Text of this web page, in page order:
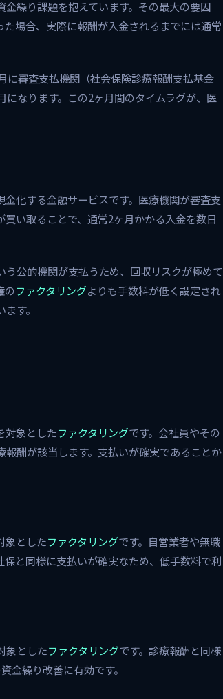
繰り課題を抱えています。その最大の要因
場合、実際に報酬が入金されるまでには通常
に審査支払機関（社会保険診療報酬支払基金
なります。この2ヶ月間のタイムラグが、医
化する金融サービスです。医療機関が審査支
い取ることで、通常2ヶ月かかる入金を数日
公的機関が支払うため、回収リスクが極めて
のファクタリングよりも手数料が低く設定され
す。
対象としたファクタリングです。会社員やその
酬が該当します。支払いが確実であることか
象としたファクタリングです。自営業者や無職
と同様に支払いが確実なため、低手数料で利
象としたファクタリングです。診療報酬と同様
金繰り改善に有効です。